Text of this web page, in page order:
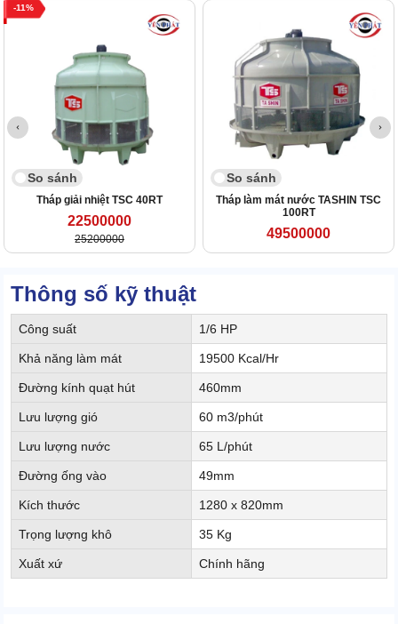
11
So sánh
Tháp giải nhiệt TSC 40RT
22500000
25200000
So sánh
Tháp làm mát nước TASHIN TSC
100RT
49500000
Thông số kỹ thuật
Công suất 1/6 HP
Khả năng làm mát 19500 Kcal/Hr
Đường kính quạt hút 460mm
Lưu lượng gió 60 m3/phút
Lưu lượng nước 65 L/phút
Đường ống vào 49mm
Kích thước 1280 x 820mm
Trọng lượng khô 35 Kg
Xuất xứ Chính hãng